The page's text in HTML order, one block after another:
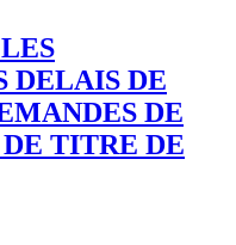
DELAIS DE
DE
TITRE DE